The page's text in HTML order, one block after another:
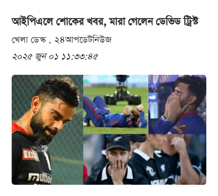
আইপিএলে শোকের খবর, মারা গেলেন ডেভিড ট্রিস্ট
খেলা ডেস্ক . ২৪আপডেটনিউজ
২০২৫ জুন ০১ ১১:৩৩:৪৫